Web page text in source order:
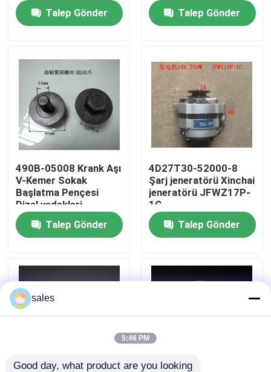
Evde
Ürün
Videolar
Hakkımızda
Fabrika turu
Kalite Kontrolü
Bir teklif isteği
Motor Bloku Montajı ve Aksesuarları
Talep Gönder
Talep Gönder
490B-05008 Krank Aşı
V-Kemer Sokak
Başlatma Pençesi
Dizel yedekleri
Talep Gönder
4D27T30-52000-8
Şarj jeneratörü Xinchai
jeneratörü JFWZ17P-
1C
Talep Gönder
sales
5:46 PM
Good day, what product are you looking